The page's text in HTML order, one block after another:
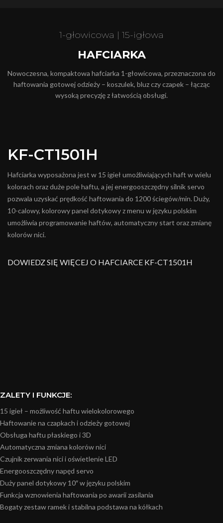
1-głowicowa | 15-igłowa
HAFCIARKA
Nowoczesna, kompaktowa hafciarka 1-głowicowa, przeznaczona do
haftowania gotowej odzieży – koszulek, bluz czy czapek – łącząc
wysoką precyzję z łatwością obsługi.
KF-CT1501H
Hafciarka wyposażona jest w 15 igieł umożliwiających haft w wielu
kolorach oraz duże pole haftu, a jej energooszczędny silnik servo
pozwala uzyskać prędkość haftowania do 1200 ściegów/min. Duży,
10-calowy, kolorowy panel dotykowy z menu w języku polskim
umożliwia programowanie haftów, automatyczny start oraz zmianę
kolorów nici.
DOWIEDZ SIĘ WIĘCEJ O HAFCIARCE KF-CT1501H
ZALETY I FUNKCJE:
15 igieł – możliwość haftu wielokolorowego
Haftowanie na czapkach i odzieży gotowej
Obsługa haftu płaskiego i 3D
Automatyczna zmiana kolorów nici
Czujnik zerwania nici i oświetlenie LED
Energooszczędny napęd servo
Duży panel dotykowy 10″ w języku polskim
Funkcja wznowienia haftowania po awarii zasilania
Bogaty zestaw ramek i stabilna podstawa na kółkach